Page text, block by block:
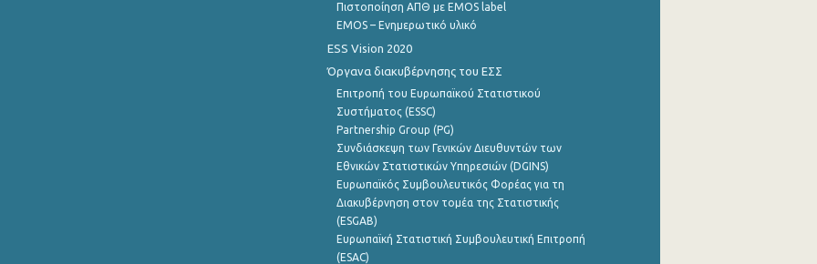
Πιστοποίηση ΑΠΘ με EMOS label
EMOS – Ενημερωτικό υλικό
ESS Vision 2020
Όργανα διακυβέρνησης του ΕΣΣ
Επιτροπή του Ευρωπαϊκού Στατιστικού
Συστήματος (ESSC)
Partnership Group (PG)
Συνδιάσκεψη των Γενικών Διευθυντών των
Εθνικών Στατιστικών Υπηρεσιών (DGINS)
Ευρωπαϊκός Συμβουλευτικός Φορέας για τη
Διακυβέρνηση στον τομέα της Στατιστικής
(ESGAB)
Ευρωπαϊκή Στατιστική Συμβουλευτική Επιτροπή
(ESAC)